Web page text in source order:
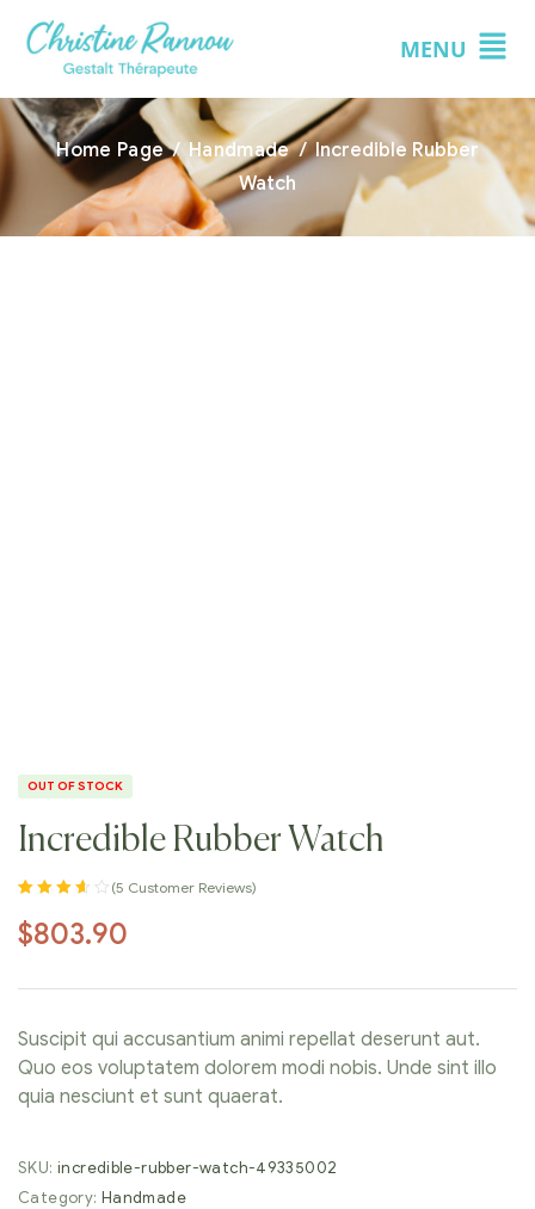
MENU
Home Page / Handmade / Incredible Rubber
Watch
OUT OF STOCK
Incredible Rubber Watch
out of 5
(5 Customer Reviews)
$803.90
Suscipit qui accusantium animi repellat deserunt aut.
Quo eos voluptatem dolorem modi nobis. Unde sint illo
quia nesciunt et sunt quaerat.
SKU: incredible-rubber-watch-49335002
Category: Handmade